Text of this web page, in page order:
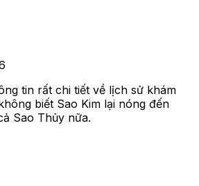
tin rất chi tiết về lịch sử khám
biết Sao Kim lại nóng đến
Sao Thủy nữa.